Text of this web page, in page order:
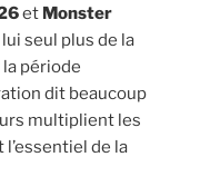
et Monster
seul plus de la
période
dit beaucoup
multiplient les
de la